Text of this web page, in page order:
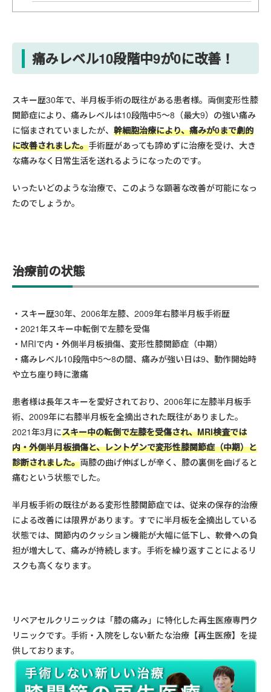
痛みレベル10段階中9が0に改善！
スキー歴30年で、半月板手術の既往がある患者様。両側変形性膝
関節症により、痛みレベルは10段階中5〜8（最大9）の強い痛み
に悩まされていましたが、 幹細胞治療により、痛みが0まで劇的
に改善されました。手術歴があっても諦めずに治療を受け、大き
な痛みなく日常生活を送れるようになったのです。
いったいどのような治療で、このような顕著な改善が可能になっ
たのでしょうか。
治療前の状態
スキー歴30年、2006年左膝、2009年右膝半月板手術歴
2021年スキー中転倒で左膝を受傷
MRIで内・外側半月板損傷、変形性膝関節症（中期）
痛みレベル10段階中5〜8の間、痛みが強い日は9、動作開始時
や立ち座り時に激痛
患者様は長年スキーを愛好されており、2006年に左膝半月板手
術、2009年に右膝半月板を全摘出された既往がありました。
2021年3月にスキー中の転倒で左膝を受傷され、MRI検査では
内・外側半月板損傷と、レントゲンで変形性膝関節症（中期）と
診断されました。両膝の曲げ伸ばしが辛く、膝の裏側を曲げると
痛むという状態でした。
半月板手術の既往がある変形性膝関節症では、従来の保存的治療
による改善には限界があります。すでに半月板を全摘出している
状態では、関節内のクッション機能が大幅に低下し、軟骨への負
担が増大して、痛みが持続します。手術を繰り返すことによるリ
スクも高くなります。
リペアセルクリニックは「膝の痛み」に特化した再生医療専門ク
リニックです。手術・入院をしない新たな治療【再生医療】を提
供しております。